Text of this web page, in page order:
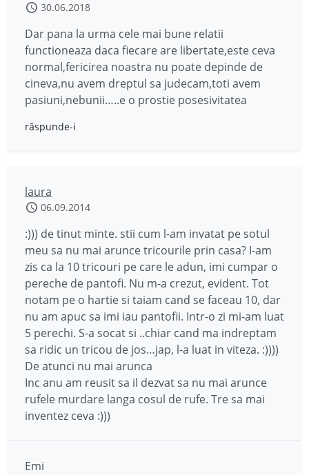
30.06.2018
Dar pana la urma cele mai bune relatii
functioneaza daca fiecare are libertate,este ceva
normal,fericirea noastra nu poate depinde de
cineva,nu avem dreptul sa judecam,toti avem
pasiuni,nebunii…..e o prostie posesivitatea
răspunde-i
laura
06.09.2014
:))) de tinut minte. stii cum l-am invatat pe sotul
meu sa nu mai arunce tricourile prin casa? I-am
zis ca la 10 tricouri pe care le adun, imi cumpar o
pereche de pantofi. Nu m-a crezut, evident. Tot
notam pe o hartie si taiam cand se faceau 10, dar
nu am apuc sa imi iau pantofii. Intr-o zi mi-am luat
5 perechi. S-a socat si ..chiar cand ma indreptam
sa ridic un tricou de jos…jap, l-a luat in viteza. :))))
De atunci nu mai arunca
Inc anu am reusit sa il dezvat sa nu mai arunce
rufele murdare langa cosul de rufe. Tre sa mai
inventez ceva :)))
Emi